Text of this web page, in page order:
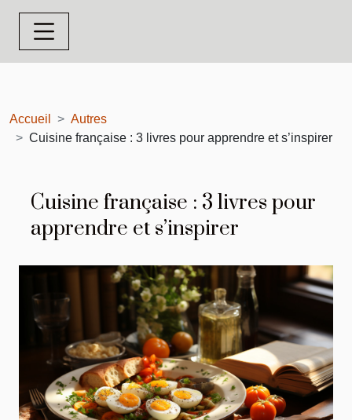
Accueil
Autres
Cuisine française : 3 livres pour apprendre et s’inspirer
Cuisine française : 3 livres pour
apprendre et s’inspirer